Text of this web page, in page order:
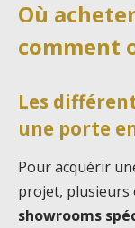
Où
comment
Les
une porte
Pour acquérir
projet, plusieurs
showrooms